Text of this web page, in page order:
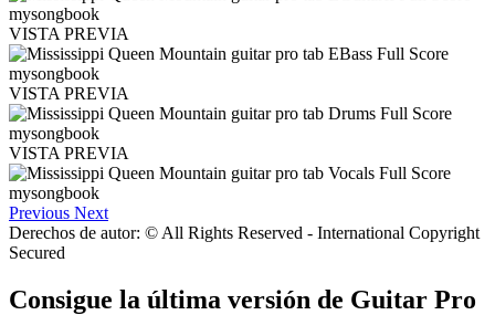
VISTA PREVIA
VISTA PREVIA
VISTA PREVIA
Previous Next
Derechos de autor: © All Rights Reserved - International Copyright
Secured
Consigue la última versión de Guitar Pro